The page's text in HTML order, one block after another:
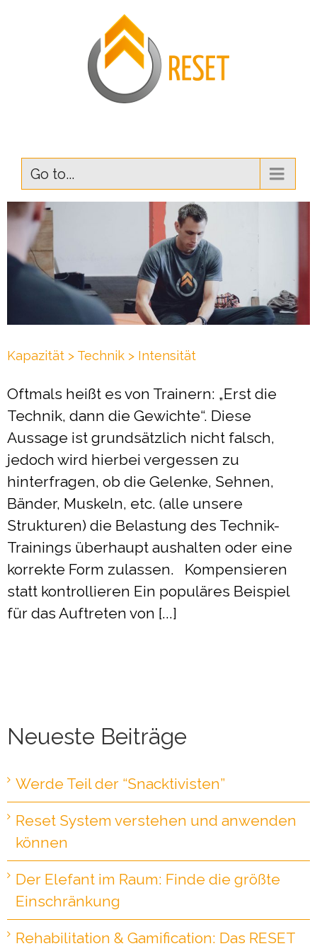
Go to...
Kapazität > Technik > Intensität
Oftmals heißt es von Trainern: „Erst die
Technik, dann die Gewichte“. Diese
Aussage ist grundsätzlich nicht falsch,
jedoch wird hierbei vergessen zu
hinterfragen, ob die Gelenke, Sehnen,
Bänder, Muskeln, etc. (alle unsere
Strukturen) die Belastung des Technik-
Trainings überhaupt aushalten oder eine
korrekte Form zulassen. Kompensieren
statt kontrollieren Ein populäres Beispiel
für das Auftreten von [...]
Neueste Beiträge
Werde Teil der “Snacktivisten”
Reset System verstehen und anwenden
können
Der Elefant im Raum: Finde die größte
Einschränkung
Rehabilitation & Gamification: Das RESET